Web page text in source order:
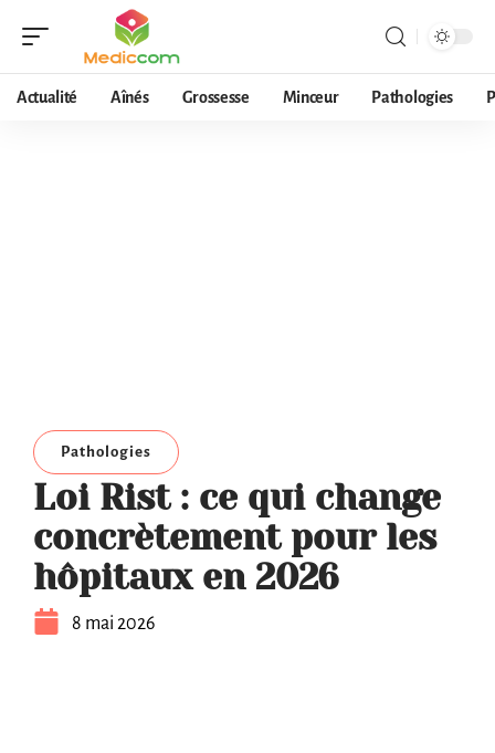
Actualité Aînés Grossesse Minceur Pathologies
Pathologies
Loi Rist : ce qui change
concrètement pour les
hôpitaux en 2026
8 mai 2026